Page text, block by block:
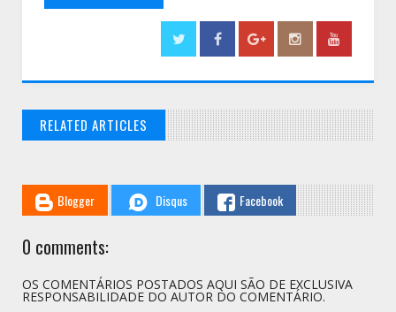
RELATED ARTICLES
Blogger Disqus Facebook
0 comments:
OS COMENTÁRIOS POSTADOS AQUI SÃO DE EXCLUSIVA
RESPONSABILIDADE DO AUTOR DO COMENTÁRIO.